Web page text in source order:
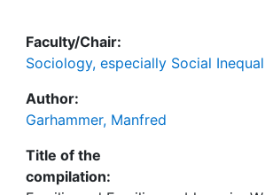
Faculty/Chair:
Sociology, especially Social
Author:
Garhammer, Manfred
Title of the
compilation: